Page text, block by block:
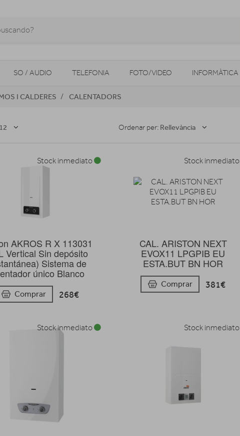
SO / AUDIO TELEFONIA FOTO/VIDEO INFORMÀTICA
MOBILITAT URBANA NAVEGADORS GPS
I CALDERES CALENTADORS
Ordenar per: Rellevància
AKROS R X 113031
Vertical Sin depósito
Sistema de
único Blanco
Comprar 268€
Stock inmediato
CAL. ARISTON NEXT
EVOX11 LPGPIB EU
ESTA.BUT BN HOR
Comprar 381€
Stock inmediato
Stock inmediato Stock inmediato